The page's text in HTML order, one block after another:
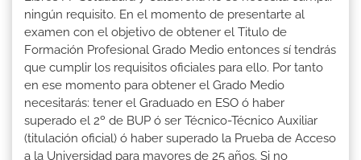
ningún requisito. En el momento de presentarte al
examen con el objetivo de obtener el Titulo de
Formación Profesional Grado Medio entonces sí tendrás
que cumplir los requisitos oficiales para ello. Por tanto
en ese momento para obtener el Grado Medio
necesitarás: tener el Graduado en ESO ó haber
superado el 2º de BUP ó ser Técnico-Técnico Auxiliar
(titulación oficial) ó haber superado la Prueba de Acceso
a la Universidad para mayores de 25 años. Si no